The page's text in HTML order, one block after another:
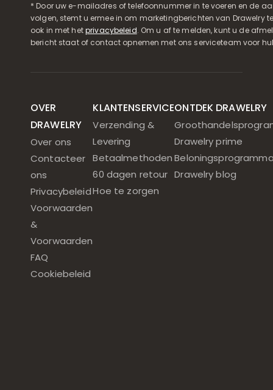
* Door uw e-mailadres of telefoonnummer in te voeren en de
volgen, stemt u ermee in om marketingberichten van Drawelry
ook in met hetprivacybeleid. Om u af te melden, kunt u de
bericht staat of contact opnemen met ons serviceteam voor
OVER
DRAWELRY
Over ons
Contacteer
ons
Privacybeleid
Voorwaarden
&
Voorwaarden
FAQ
Cookiebeleid
KLANTENSERVICE
Verzending &
Levering
Betaalmethoden
60 dagen retour
Hoe te zorgen
ONTDEK DRAWELRY
Drawelry prime
Drawelry blog